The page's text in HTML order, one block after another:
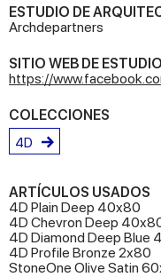
ESTUDIO DE
Archdepartners
SITIO WEB DE
https://
COLECCIONES
4D
ARTÍCULOS USADOS
4D Plain Deep 40x80
4D Chevron Deep
4D Diamond Deep Blue
4D Profile Bronze 2x80
StoneOne Olive Satin